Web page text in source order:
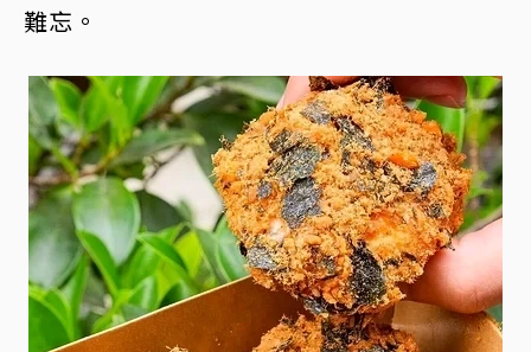
難忘。